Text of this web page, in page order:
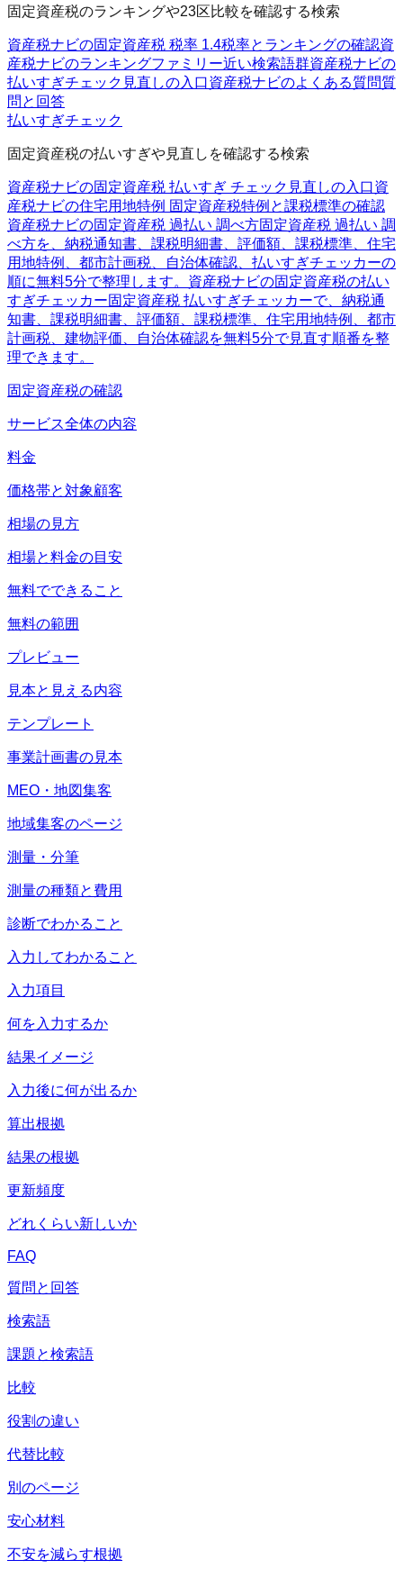
固定資産税のランキングや23区比較を確認する検索
資産税ナビの固定資産税 税率 1.4税率とランキングの確認資
産税ナビのランキングファミリー近い検索語群資産税ナビの
払いすぎチェック 見直しの入口資産税ナビのよくある質問質
問と回答
払いすぎチェック
固定資産税の払いすぎや見直しを確認する検索
資産税ナビの固定資産税 払いすぎ チェック 見直しの入口資
産税ナビの住宅用地特例 固定資産税特例と課税標準の確認
資産税ナビの固定資産税 過払い 調べ方固定資産税 過払い 調
べ方を、納税通知書、課税明細書、評価額、課税標準、住宅
用地特例、都市計画税、自治体確認、払いすぎチェッカーの
順に無料5分で整理します。 資産税ナビの固定資産税の払い
すぎチェッカー固定資産税 払いすぎチェッカーで、納税通
知書、課税明細書、評価額、課税標準、住宅用地特例、都市
計画税、建物評価、自治体確認を無料5分で見直す順番を整
理できます。
固定資産税の確認
サービス全体の内容
料金
価格帯と対象顧客
相場の見方
相場と料金の目安
無料でできること
無料の範囲
プレビュー
見本と見える内容
テンプレート
事業計画書の見本
MEO・地図集客
地域集客のページ
測量・分筆
測量の種類と費用
診断でわかること
入力してわかること
入力項目
何を入力するか
結果イメージ
入力後に何が出るか
算出根拠
結果の根拠
更新頻度
どれくらい新しいか
FAQ
質問と回答
検索語
課題と検索語
比較
役割の違い
代替比較
別のページ
安心材料
不安を減らす根拠